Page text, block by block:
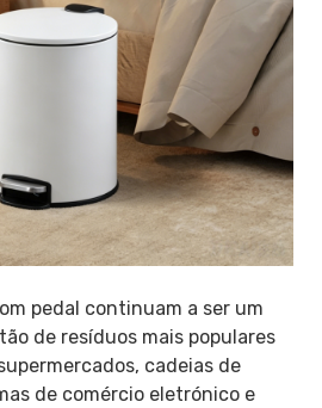
pedal continuam a ser um
de resíduos mais populares
cadeias de
de comércio eletrónico e